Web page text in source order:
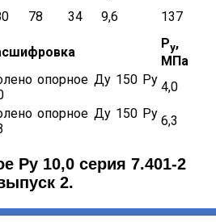
78 34 9,6 137
Ру,
МПа
опорное Ду 150 Ру 4,0
опорное Ду 150 Ру 6,3
Ру 10,0 серия 7.401-2
2.